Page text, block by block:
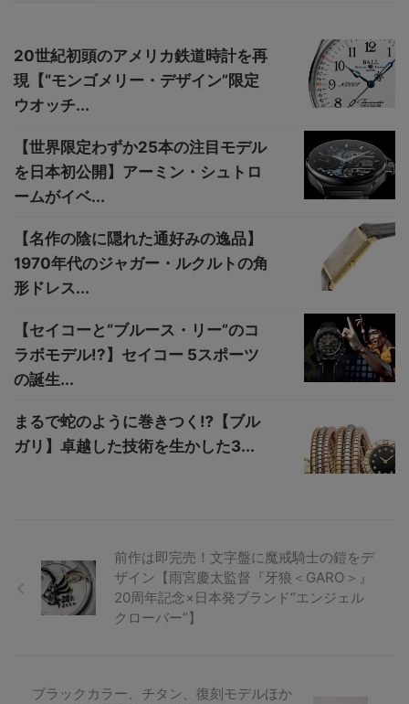
20世紀初頭のアメリカ鉄道時計を再
現【“モンゴメリー・デザイン”限定
ウオッチ...
【世界限定わずか25本の注目モデル
を日本初公開】アーミン・シュトロ
ームがイベ...
【名作の陰に隠れた通好みの逸品】
1970年代のジャガー・ルクルトの角
形ドレス...
【セイコーと“ブルース・リー”のコ
ラボモデル!?】セイコー 5スポーツ
の誕生...
まるで蛇のように巻きつく⁉【ブル
ガリ】卓越した技術を生かした3...
前作は即完売！文字盤に魔戒騎士の鎧をデ
ザイン【雨宮慶太監督『牙狼＜GARO＞』
20周年記念×日本発ブランド“エンジェル
クローバー”】
ブラックカラー、チタン、復刻モデルほか